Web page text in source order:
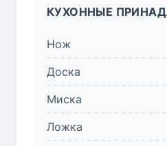
КУХОННЫЕ
Нож
Доска
Миска
Ложка